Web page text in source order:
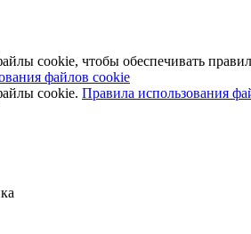
cookie, чтобы обеспечивать
файлов cookie
cookie. Правила использования